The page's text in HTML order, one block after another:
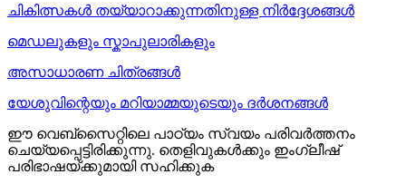
ചികിത്സകൾ തയ്യാറാക്കുന്നതിനുള്ള നിർദ്ദേശങ്ങൾ
മെഡലുകളും സ്കാപുലാരികളും
അസാധാരണ ചിത്രങ്ങൾ
യേശുവിന്റെയും മറിയാമ്മയുടെയും ദർശനങ്ങൾ
ഈ വെബ്സൈറ്റിലെ പാഠ്യം സ്വയം പരിവർത്തനം
ചെയ്യപ്പെട്ടിരിക്കുന്നു. തെളിവുകൾക്കും ഇംഗ്ലീഷ്
പരിഭാഷയ്ക്കുമായി സഹിക്കുക